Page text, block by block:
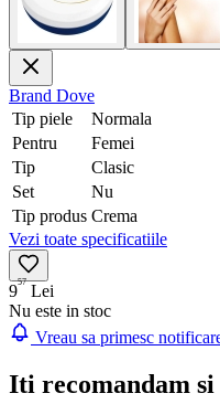
Brand Dove
Tip piele
Normala
Pentru
Femei
Tip
Clasic
Set
Nu
Tip produs Crema
Vezi toate specificatiile
957 Lei
Nu este in stoc
Vreau sa primesc
Iti recomandam si